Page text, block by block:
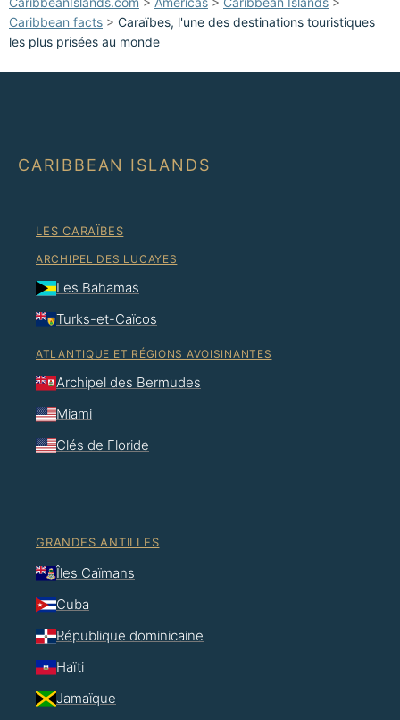
Caribbean facts > Caraïbes, l'une des destinations touristiques
les plus prisées au monde
CARIBBEAN ISLANDS
LES CARAÏBES
ARCHIPEL DES LUCAYES
Les Bahamas
Turks-et-Caïcos
ATLANTIQUE ET RÉGIONS AVOISINANTES
Archipel des Bermudes
Miami
Clés de Floride
GRANDES ANTILLES
Îles Caïmans
Cuba
République dominicaine
Haïti
Jamaïque